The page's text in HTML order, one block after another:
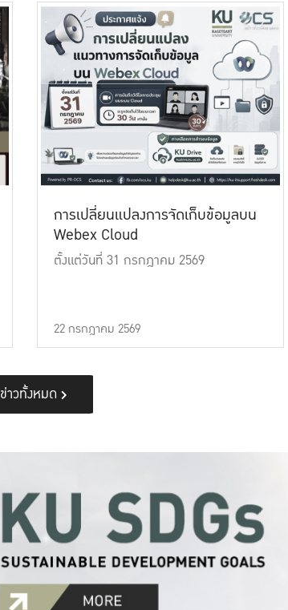
การเปลี่ยนแปลงการจัดเก็บข้อมูลบน
Webex Cloud
ตั้งแต่วันที่ 31 กรกฎาคม 2569
22 กรกฎาคม 2569
ข่าวทั้งหมด